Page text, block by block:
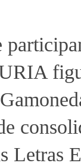
Letras